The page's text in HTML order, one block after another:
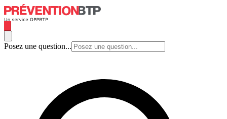
Posez une question...